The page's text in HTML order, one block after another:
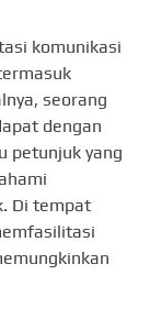
komunikasi
seorang
dengan
petunjuk yang
Di tempat